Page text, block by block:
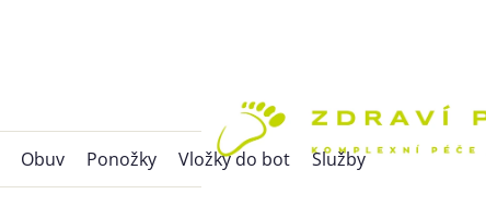
Obuv Ponožky Vložky do bot Služby